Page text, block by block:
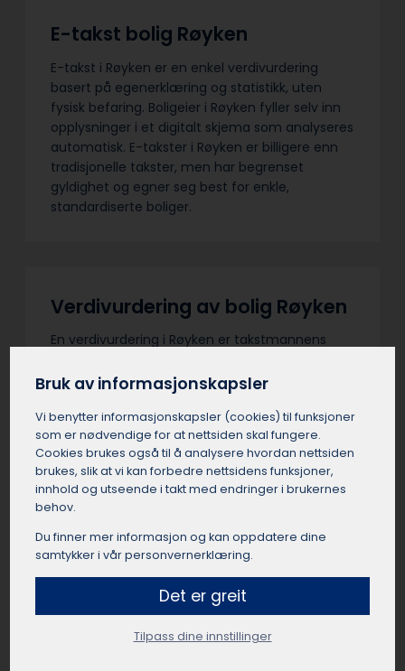
E-takst bolig Røyken
E-takst i Røyken er en enkel verdivurdering
basert på egenerklæring og statistikk, uten
fysisk befaring. Boligeier i Røyken fyller selv inn
opplysninger i et digitalt skjema som analyseres
automatisk. E-takster i Røyken er billigere enn
tradisjonelle takster, men har begrenset
gyldighet og egner seg best for enkle,
standardiserte boliger.
Verdivurdering av bolig Røyken
En verdivurdering i Røyken er takstmannens
Røyken. Takstmannen i Røyken gjør en helhetlig
vurdering av beliggenhet, standard, areal og
sammenlignbare salg. Verdivurderinger i
Røyken
Tilbud om gratis verdivurdering i Røyken kan
inneholde forpliktelser i det små. Automatiske
salgstakster er ikke fullverdige verditakster. Vær
nøye med vilkårene – en uavhengig
Grundighet og objektivitet fra en sertifisert
Bruk av informasjonskapsler
Vi benytter informasjons­kapsler (cookies) til funksjoner
som er nødvendige for at nettsiden skal fungere.
Cookies brukes også til å analysere hvordan nettsiden
brukes, slik at vi kan forbedre nettsidens funksjoner,
innhold og utseende i takt med endringer i brukernes
behov.
Du finner mer informasjon og kan oppdatere dine
samtykker i vår personvernerklæring.
Det er greit
Tilpass dine innstillinger